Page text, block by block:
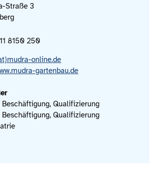
Straße 3
8150 250
online.de
gartenbau.de
Beschäftigung, Qualifizierung
Beschäftigung, Qualifizierung